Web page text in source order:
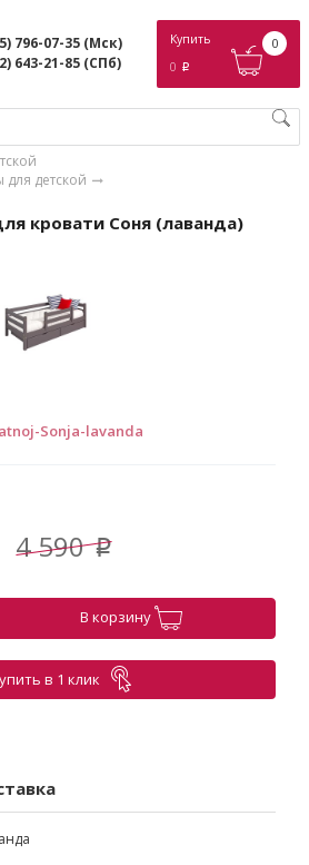
796-07-35 (Мск)
643-21-85 (СПб)
Купить
0 p
0
для детской
кровати Соня (лаванда)
Sonja-lavanda
4 590 p
В корзину
в 1 клик